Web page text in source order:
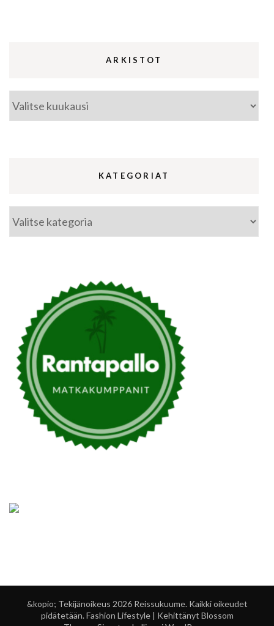
ARKISTOT
Arkistot
KATEGORIAT
Kategoriat
&kopio; Tekijänoikeus 2026 Reissukuume. Kaikki oikeudet
pidätetään.Fashion Lifestyle | Kehittänyt Blossom